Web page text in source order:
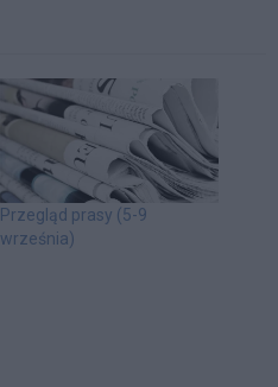
Przegląd prasy (5-9
września)